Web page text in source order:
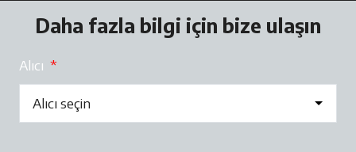
Daha fazla bilgi için bize ulaşın
Alıcı *